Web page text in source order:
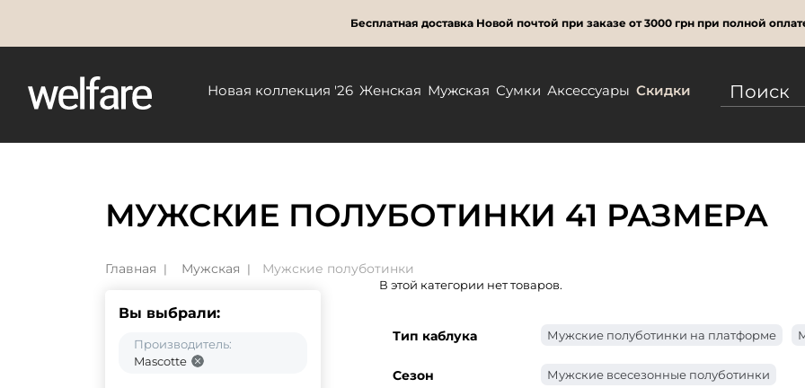
Бесплатная доставка Новой почтой при заказе от 3000 грн при полной
Новая коллекция '26 Женская Мужская Сумки Аксессуары Скидки
МУЖСКИЕ ПОЛУБОТИНКИ 41 РАЗМЕРА
Главная Мужская Мужские полуботинки
Вы выбрали:
Производитель:
Mascotte
В этой категории нет товаров.
Тип каблука Мужские полуботинки на платформе
Сезон Мужские всесезонные полуботинки